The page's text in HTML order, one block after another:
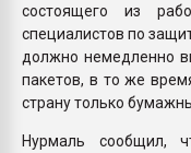
состоящего из
специалистов по
должно немедленно
пакетов, в то же
страну только
Нурмаль сообщил,